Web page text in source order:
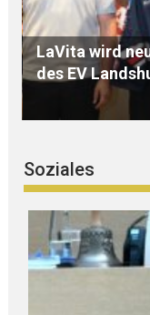
MdB Oßner: E
Bahnstrecke
die Region
Soziales